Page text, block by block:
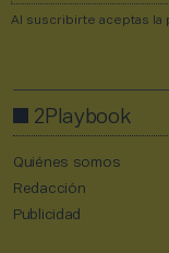
Al suscribirte aceptas la
2Playbook
Quiénes somos
Redacción
Publicidad